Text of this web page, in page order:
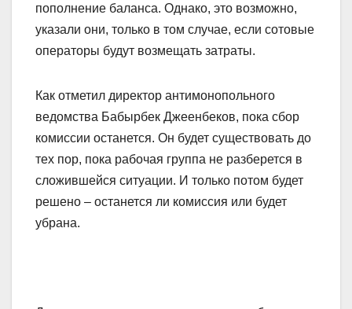
пополнение баланса. Однако, это возможно,
указали они, только в том случае, если сотовые
операторы будут возмещать затраты.
Как отметил директор антимонопольного
ведомства Бабырбек Джеенбеков, пока сбор
комиссии останется. Он будет существовать до
тех пор, пока рабочая группа не разберется в
сложившейся ситуации. И только потом будет
решено – останется ли комиссия или будет
убрана.